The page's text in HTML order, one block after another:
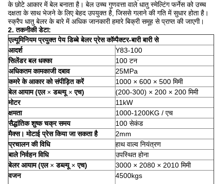
के छोटे आकार में बेल बनाता है। बेल उच्च गुणवत्ता वाले धातु स्मेल्टिंग फर्नेस को उच्च
दक्षता के साथ भेजने के लिए बेहद उपयुक्त है, जिससे गलाने की गति में सुधार होता है।
स्क्रैप धातु बेलर के बारे में अधिक जानकारी हमारे बिक्री समूह से प्राप्त की जाएगी।
2. तकनीकी डेटा:
एल्यूमिनियम प्रयुक्त पेय डिब्बे बेलर प्रेस कॉम्पैक्टर-बारी बारी से
आदर्श
Y83-100
सिलेंडर बल धक्का
100 टन
अधिकतम कामकाजी दबाव
25MPa
कमरे के आकार को संपीड़ित करें
1000 × 600 × 500 मिमी
बेल आयाम (एल×डब्ल्यू×एच)
(200-300) × 200 × 200 मिमी
मोटर
11kW
क्षमता
1000-1200KG / एच
सैद्धांतिक शुष्क चक्र समय
100 सेकंड
मैक्स। मोटाई प्रेस किया जा सकता है
2mm
प्रचालन की विधि
हाथ वाल्व नियंत्रण
बाले निर्वहन विधि
उपस्थित होना
बेलर आयाम (एल×डब्ल्यू×एच)
3000 × 2080 × 2010 मिमी
वजन
4500kgs